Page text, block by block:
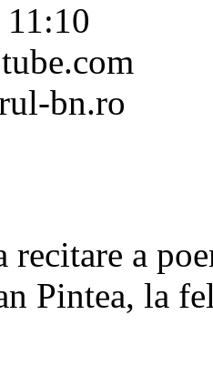
bn.ro
recitare a
Pintea, la